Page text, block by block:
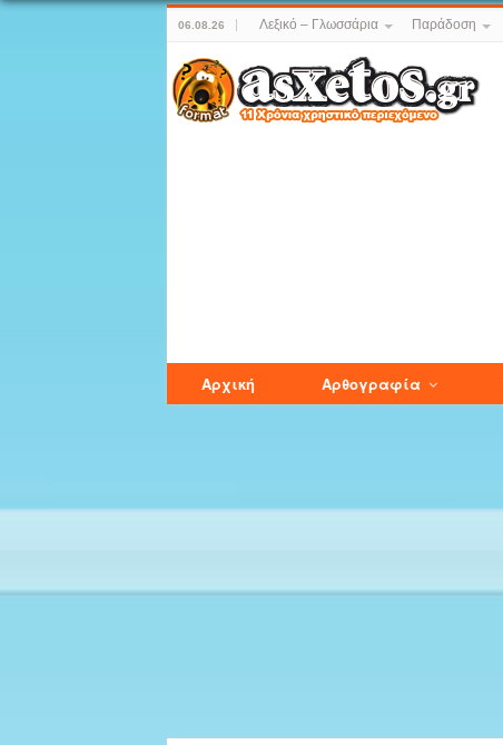
06.08.26 Λεξικό – Γλωσσάρια Παράδοση
Αρχική Αρθογραφία